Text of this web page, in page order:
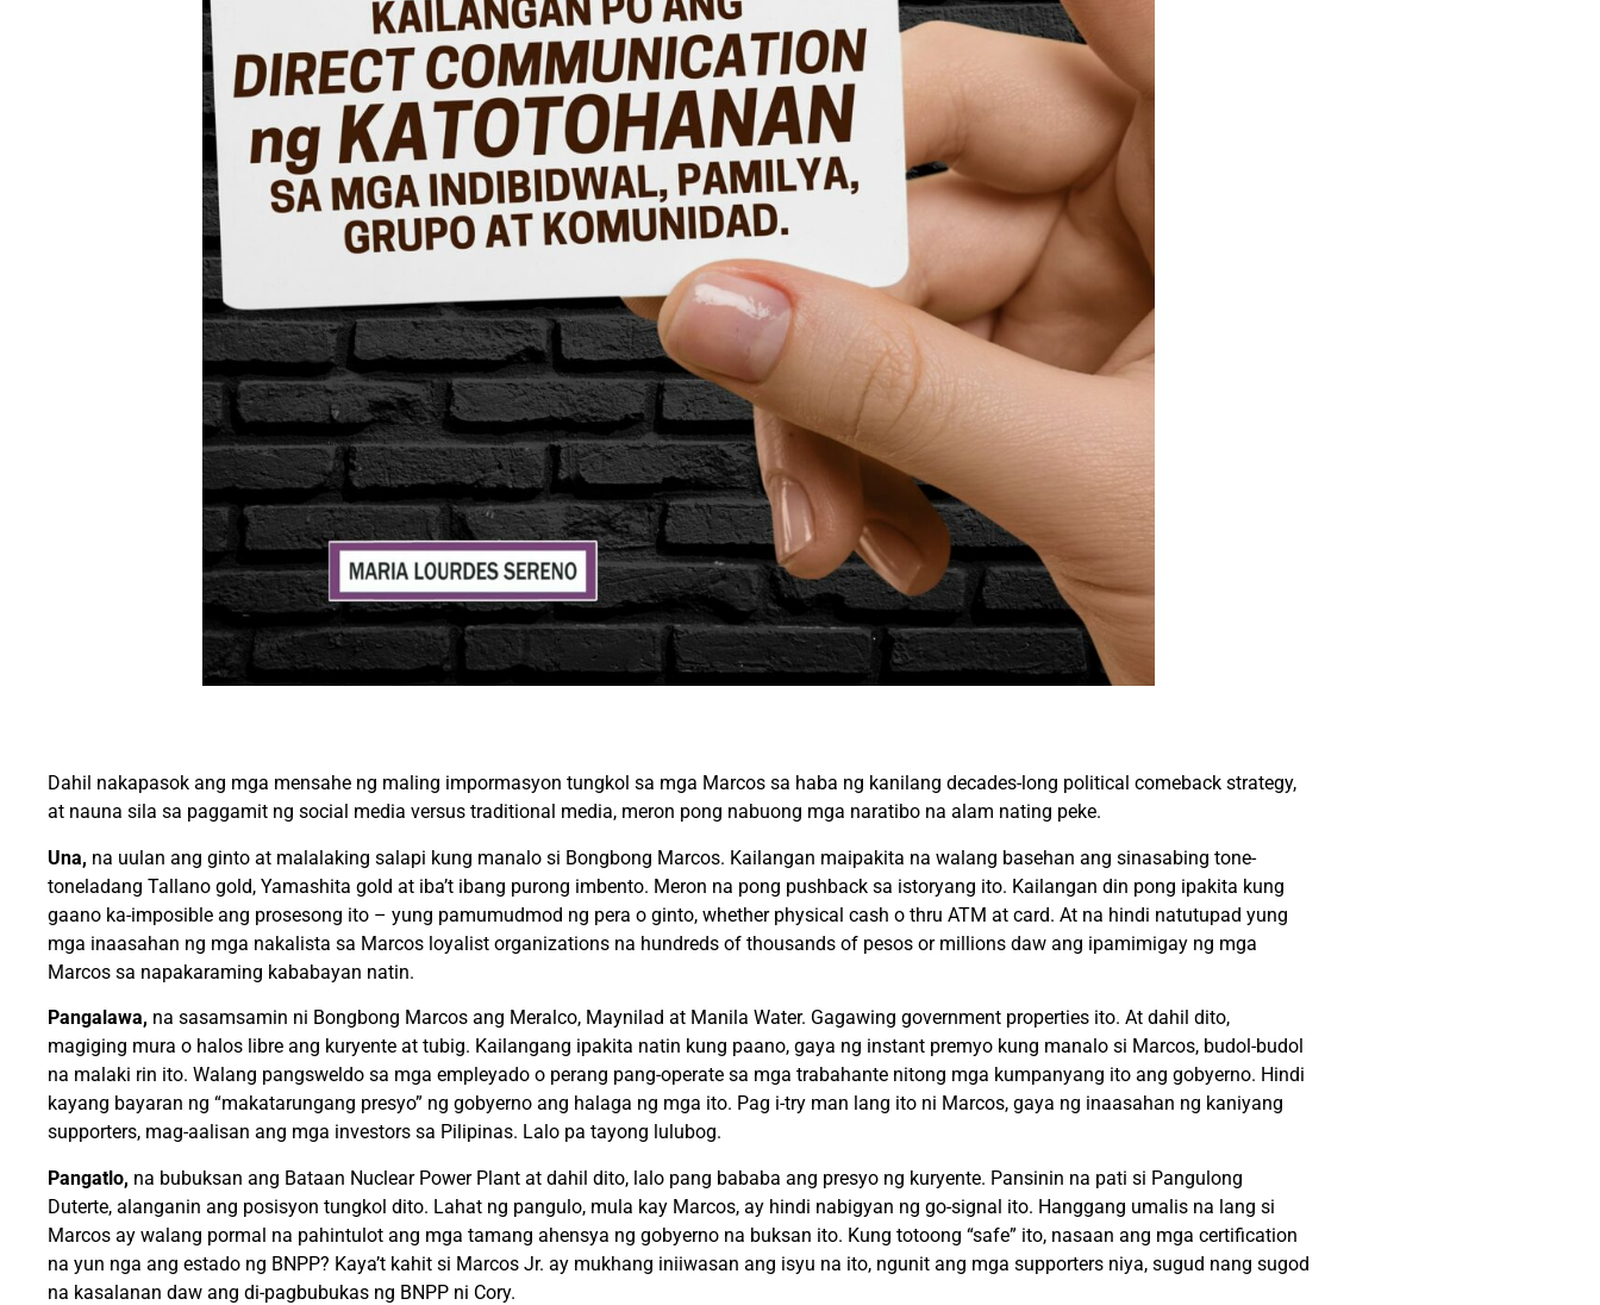
Dahil nakapasok ang mga mensahe ng maling impormasyon tungkol sa mga Marcos sa haba ng kanilang decades-long political comeback strategy,
at nauna sila sa paggamit ng social media versus traditional media, meron pong nabuong mga naratibo na alam nating peke.
Una, na uulan ang ginto at malalaking salapi kung manalo si Bongbong Marcos. Kailangan maipakita na walang basehan ang sinasabing tone-
toneladang Tallano gold, Yamashita gold at iba’t ibang purong imbento. Meron na pong pushback sa istoryang ito. Kailangan din pong ipakita kung
gaano ka-imposible ang prosesong ito – yung pamumudmod ng pera o ginto, whether physical cash o thru ATM at card. At na hindi natutupad yung
mga inaasahan ng mga nakalista sa Marcos loyalist organizations na hundreds of thousands of pesos or millions daw ang ipamimigay ng mga
Marcos sa napakaraming kababayan natin.
Pangalawa, na sasamsamin ni Bongbong Marcos ang Meralco, Maynilad at Manila Water. Gagawing government properties ito. At dahil dito,
magiging mura o halos libre ang kuryente at tubig. Kailangang ipakita natin kung paano, gaya ng instant premyo kung manalo si Marcos, budol-budol
na malaki rin ito. Walang pangsweldo sa mga empleyado o perang pang-operate sa mga trabahante nitong mga kumpanyang ito ang gobyerno. Hindi
kayang bayaran ng “makatarungang presyo” ng gobyerno ang halaga ng mga ito. Pag i-try man lang ito ni Marcos, gaya ng inaasahan ng kaniyang
supporters, mag-aalisan ang mga investors sa Pilipinas. Lalo pa tayong lulubog.
Pangatlo, na bubuksan ang Bataan Nuclear Power Plant at dahil dito, lalo pang bababa ang presyo ng kuryente. Pansinin na pati si Pangulong
Duterte, alanganin ang posisyon tungkol dito. Lahat ng pangulo, mula kay Marcos, ay hindi nabigyan ng go-signal ito. Hanggang umalis na lang si
Marcos ay walang pormal na pahintulot ang mga tamang ahensya ng gobyerno na buksan ito. Kung totoong “safe” ito, nasaan ang mga certification
na yun nga ang estado ng BNPP? Kaya’t kahit si Marcos Jr. ay mukhang iniiwasan ang isyu na ito, ngunit ang mga supporters niya, sugud nang sugod
na kasalanan daw ang di-pagbubukas ng BNPP ni Cory.